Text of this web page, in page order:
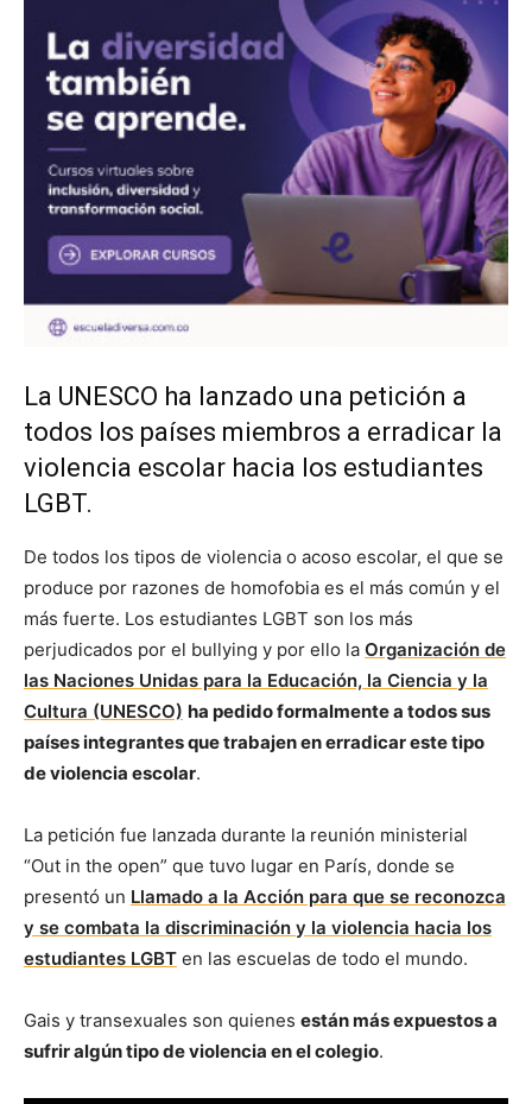
La UNESCO ha lanzado una petición a
todos los países miembros a erradicar la
violencia escolar hacia los estudiantes
LGBT.
De todos los tipos de violencia o acoso escolar, el que se
produce por razones de homofobia es el más común y el
más fuerte. Los estudiantes LGBT son los más
perjudicados por el bullying y por ello la Organización de
las Naciones Unidas para la Educación, la Ciencia y la
Cultura (UNESCO) ha pedido formalmente a todos sus
países integrantes que trabajen en erradicar este tipo
de violencia escolar.
La petición fue lanzada durante la reunión ministerial
“Out in the open” que tuvo lugar en París, donde se
presentó un Llamado a la Acción para que se reconozca
y se combata la discriminación y la violencia hacia los
estudiantes LGBT en las escuelas de todo el mundo.
Gais y transexuales son quienes están más expuestos a
sufrir algún tipo de violencia en el colegio.